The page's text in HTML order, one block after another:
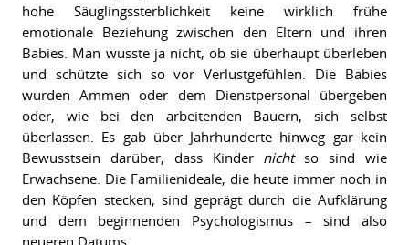
hohe Säuglingssterblichkeit keine wirklich frühe
emotionale Beziehung zwischen den Eltern und ihren
Babies. Man wusste ja nicht, ob sie überhaupt überleben
und schützte sich so vor Verlustgefühlen. Die Babies
wurden Ammen oder dem Dienstpersonal übergeben
oder, wie bei den arbeitenden Bauern, sich selbst
überlassen. Es gab über Jahrhunderte hinweg gar kein
Bewusstsein darüber, dass Kinder nichtso sind wie
Erwachsene. Die Familienideale, die heute immer noch in
den Köpfen stecken, sind geprägt durch die Aufklärung
und dem beginnenden Psychologismus – sind also
neueren Datums.